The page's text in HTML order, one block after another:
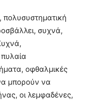
πολυσυστηματική
συχνά,
οφθαλμικές
μπορούν να
οι λεμφαδένες,